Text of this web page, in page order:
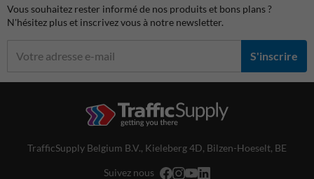
Vous souhaitez rester informé de nos produits et bons plans ?
N'hésitez plus et inscrivez vous à notre newsletter.
S'inscrire
TrafficSupply Belgium B.V., Kieleberg 4D, Bilzen-Hoeselt, BE
Suivez nous